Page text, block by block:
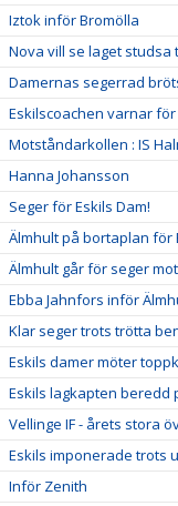
Iztok inför Bromölla
Nova vill se laget studsa
Damernas segerrad
Eskilscoachen varnar för
Motståndarkollen : IS
Hanna Johansson
Seger för Eskils Dam!
Älmhult på bortaplan för
Älmhult går för seger
Ebba Jahnfors inför
Klar seger trots trötta
Eskils damer möter
Eskils lagkapten beredd
Vellinge IF - årets stora
Eskils imponerade trots
Inför Zenith